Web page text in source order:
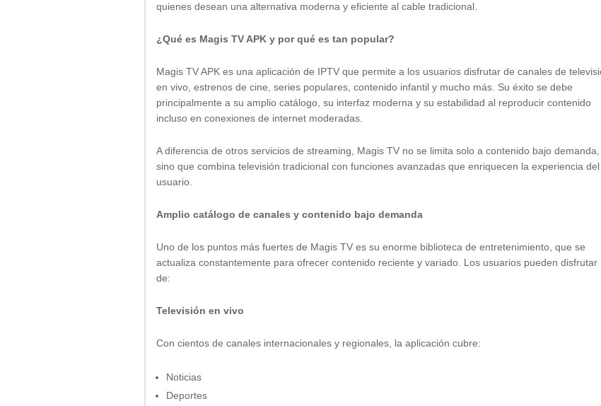
quienes desean una alternativa moderna y eficiente al cable tradicional.
¿Qué es Magis TV APK y por qué es tan popular?
Magis TV APK es una aplicación de IPTV que permite a los usuarios disfrutar de canales de
en vivo, estrenos de cine, series populares, contenido infantil y mucho más. Su éxito se debe
principalmente a su amplio catálogo, su interfaz moderna y su estabilidad al reproducir contenido
incluso en conexiones de internet moderadas.
A diferencia de otros servicios de streaming, Magis TV no se limita solo a contenido bajo demanda,
sino que combina televisión tradicional con funciones avanzadas que enriquecen la experiencia del
usuario.
Amplio catálogo de canales y contenido bajo demanda
Uno de los puntos más fuertes de Magis TV es su enorme biblioteca de entretenimiento, que se
actualiza constantemente para ofrecer contenido reciente y variado. Los usuarios pueden disfrutar
de:
Televisión en vivo
Con cientos de canales internacionales y regionales, la aplicación cubre:
Noticias
Deportes